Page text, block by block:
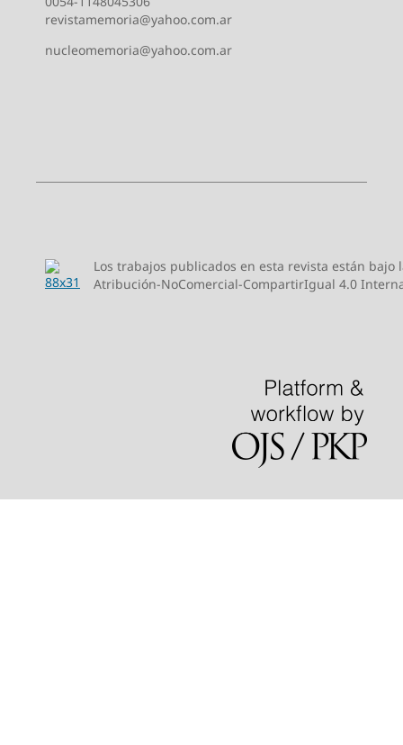
revistamemoria@yahoo.com.ar
nucleomemoria@yahoo.com.ar
Los trabajos publicados en esta revista están bajo
Atribución-NoComercial-CompartirIgual 4.0